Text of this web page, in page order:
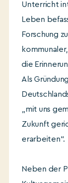
Unterricht
Leben
Forschung
die
Als
„mit uns
Zukunft
erarbeiten“.
Neben der